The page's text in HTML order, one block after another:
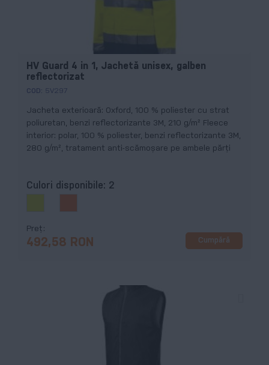
HV Guard 4 in 1, Jachetă unisex, galben
reflectorizat
COD: 5V297
Jacheta exterioară: Oxford, 100 % poliester cu strat
poliuretan, benzi reflectorizante 3M, 210 g/m² Fleece
interior: polar, 100 % poliester, benzi reflectorizante 3M,
280 g/m², tratament anti-scămoșare pe ambele părți
Culori disponibile: 2
Preț
492,58 RON Cumpără